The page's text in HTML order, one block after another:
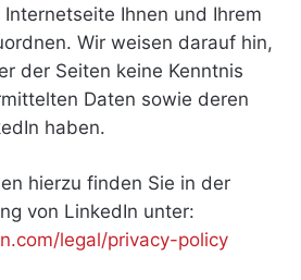
Ihnen und Ihrem
Wir weisen darauf hin,
der Seiten keine Kenntnis
Daten sowie deren
haben.
hierzu finden Sie in der
von LinkedIn unter:
legal/privacy-policy